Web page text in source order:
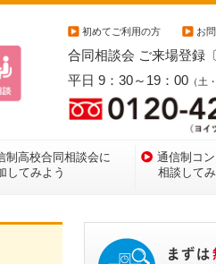
初めてご利用の方 お
合同相談会 ご来場登録
平日 9：30～19：00 （土
制高校合同相談会に
してみよう
通信制コ
相談して